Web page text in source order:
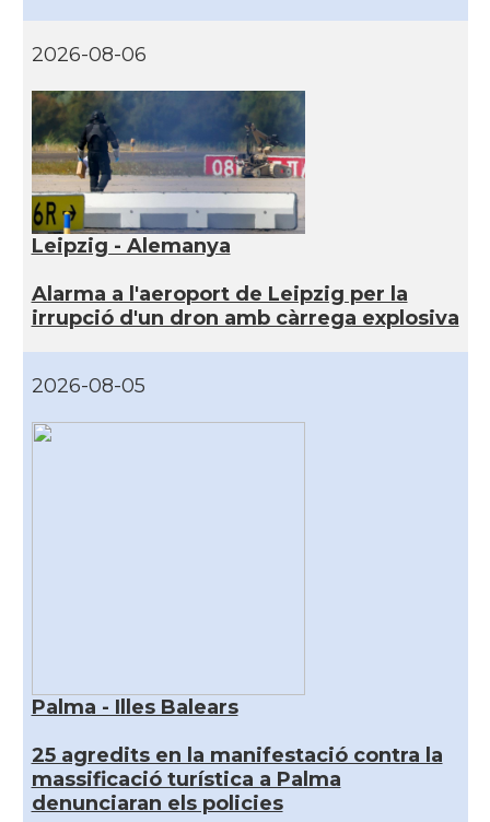
2026-08-06
Leipzig - Alemanya
Alarma a l'aeroport de Leipzig per la
irrupció d'un dron amb càrrega explosiva
2026-08-05
Palma - Illes Balears
25 agredits en la manifestació contra la
massificació turística a Palma
denunciaran els policies